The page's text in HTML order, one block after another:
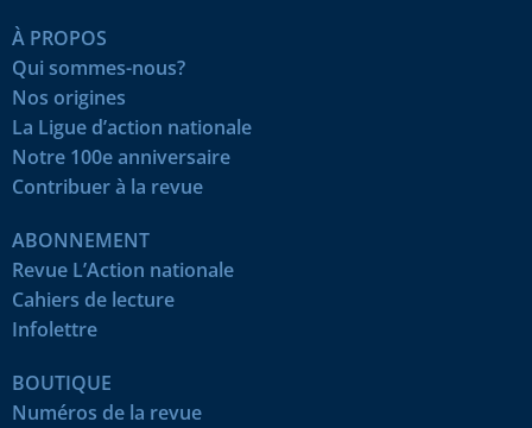
À PROPOS
Qui sommes-nous?
Nos origines
La Ligue d’action nationale
Notre 100e anniversaire
Contribuer à la revue
ABONNEMENT
Revue L’Action nationale
Cahiers de lecture
Infolettre
BOUTIQUE
Numéros de la revue